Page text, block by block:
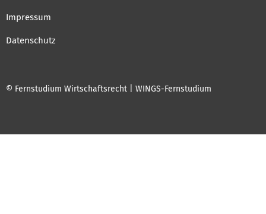
Impressum
Datenschutz
© Fernstudium Wirtschaftsrecht | WINGS-Fernstudium